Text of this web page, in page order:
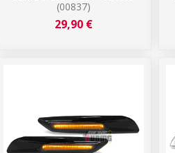
(00837)
29,90 €